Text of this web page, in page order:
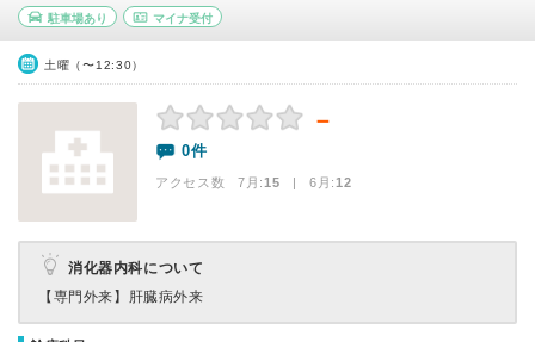
駐車場あり マイナ受付
土曜（〜12:30）
－
0件
アクセス数 7月:15 | 6月:12
消化器内科について
【専門外来】 肝臓病外来